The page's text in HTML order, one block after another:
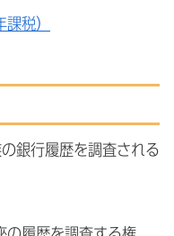
税）
銀行履歴を調査される